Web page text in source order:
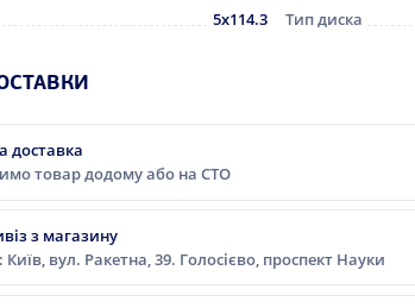
5x114.3 Тип диска
доставка
товар додому або на СТО
з магазину
Київ, вул. Ракетна, 39. Голосієво, проспект Науки